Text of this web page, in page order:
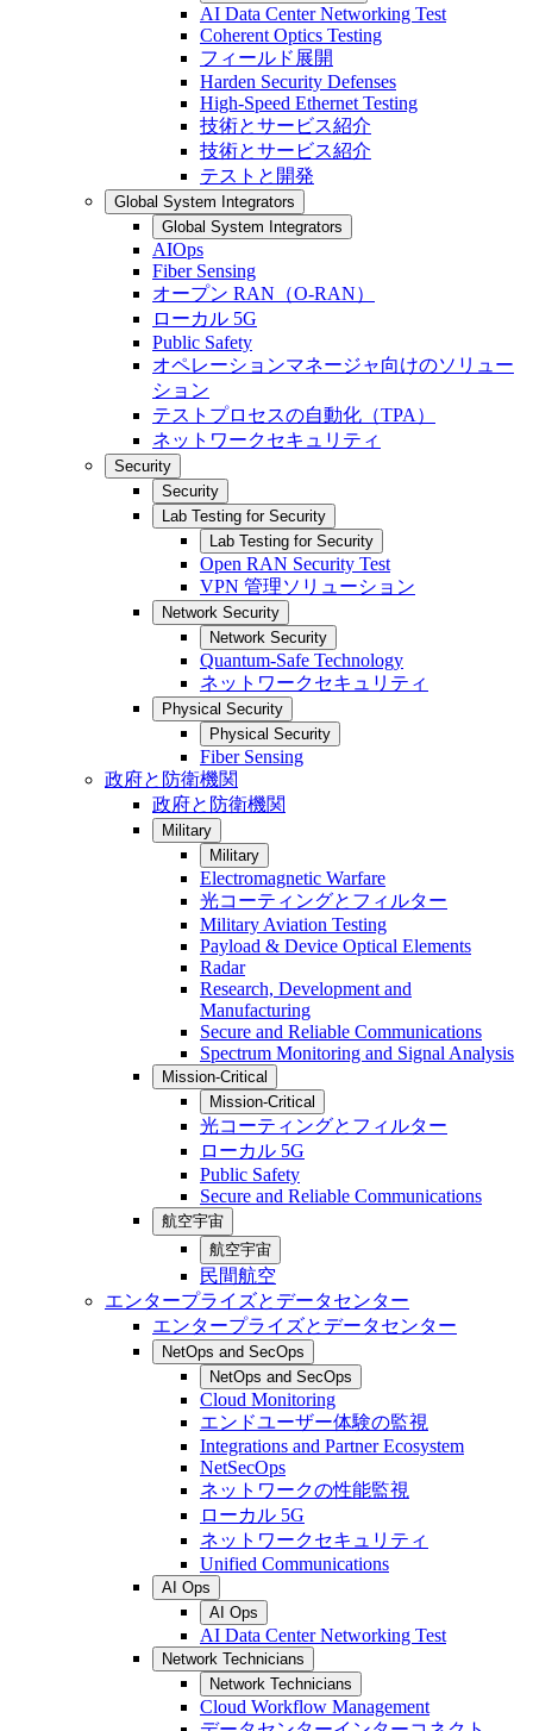
AI Data Center Networking Test
Coherent Optics Testing
フィールド展開
Harden Security Defenses
High-Speed Ethernet Testing
技術とサービス紹介
技術とサービス紹介
テストと開発
Global System Integrators
Global System Integrators
AIOps
Fiber Sensing
オープン RAN（O-RAN）
ローカル 5G
Public Safety
オペレーションマネージャ向けのソリュー
ション
テストプロセスの自動化（TPA）
ネットワークセキュリティ
Security
Security
Lab Testing for Security
Lab Testing for Security
Open RAN Security Test
VPN 管理ソリューション
Network Security
Network Security
Quantum-Safe Technology
ネットワークセキュリティ
Physical Security
Physical Security
Fiber Sensing
政府と防衛機関
政府と防衛機関
Military
Military
Electromagnetic Warfare
光コーティングとフィルター
Military Aviation Testing
Payload & Device Optical Elements
Radar
Research, Development and
Manufacturing
Secure and Reliable Communications
Spectrum Monitoring and Signal Analysis
Mission-Critical
Mission-Critical
光コーティングとフィルター
ローカル 5G
Public Safety
Secure and Reliable Communications
航空宇宙
航空宇宙
民間航空
エンタープライズとデータセンター
エンタープライズとデータセンター
NetOps and SecOps
NetOps and SecOps
Cloud Monitoring
エンドユーザー体験の監視
Integrations and Partner Ecosystem
NetSecOps
ネットワークの性能監視
ローカル 5G
ネットワークセキュリティ
Unified Communications
AI Ops
AI Ops
AI Data Center Networking Test
Network Technicians
Network Technicians
Cloud Workflow Management